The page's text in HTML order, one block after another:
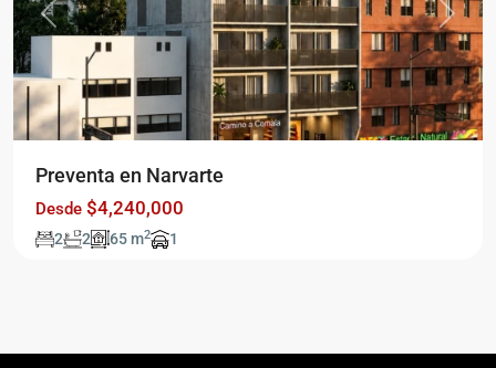
Previous Next
Preventa en Narvarte
Desde $4,240,000
2 2 65 m2 1